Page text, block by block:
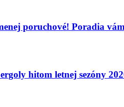
poruchové! Poradia
hitom letnej sezóny